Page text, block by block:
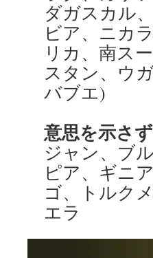
ダガスカル
ビア、ニカ
リカ、南ス
スタン、ウ
バブエ)
意思を示さず
ジャン、ブ
ピア、ギニ
ゴ、トルク
エラ